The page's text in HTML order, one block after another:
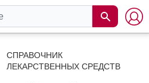
СПРАВОЧНИК
ЛЕКАРСТВЕННЫХ СРЕДСТВ